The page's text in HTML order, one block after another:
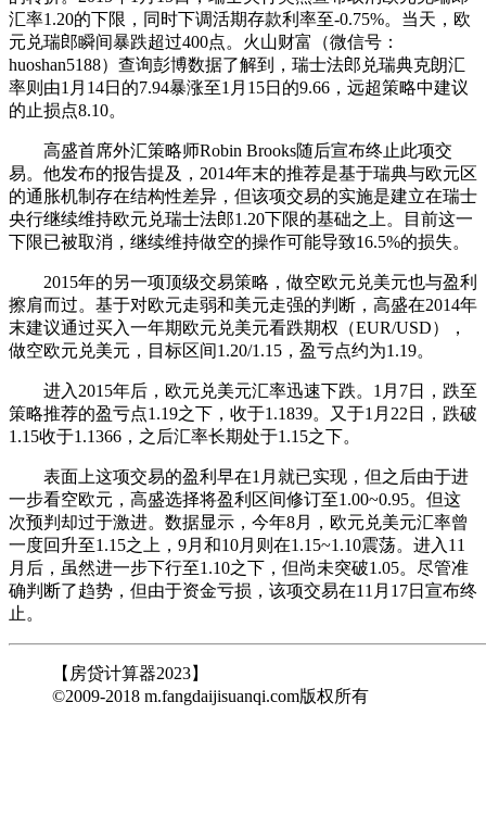
汇率1.20的下限，同时下调活期存款利率至-0.75%。当天，欧
元兑瑞郎瞬间暴跌超过400点。火山财富（微信号：
huoshan5188）查询彭博数据了解到，瑞士法郎兑瑞典克朗汇
率则由1月14日的7.94暴涨至1月15日的9.66，远超策略中建议
的止损点8.10。
高盛首席外汇策略师Robin Brooks随后宣布终止此项交
易。他发布的报告提及，2014年末的推荐是基于瑞典与欧元区
的通胀机制存在结构性差异，但该项交易的实施是建立在瑞士
央行继续维持欧元兑瑞士法郎1.20下限的基础之上。目前这一
下限已被取消，继续维持做空的操作可能导致16.5%的损失。
2015年的另一项顶级交易策略，做空欧元兑美元也与盈利
擦肩而过。基于对欧元走弱和美元走强的判断，高盛在2014年
末建议通过买入一年期欧元兑美元看跌期权（EUR/USD），
做空欧元兑美元，目标区间1.20/1.15，盈亏点约为1.19。
进入2015年后，欧元兑美元汇率迅速下跌。1月7日，跌至
策略推荐的盈亏点1.19之下，收于1.1839。又于1月22日，跌破
1.15收于1.1366，之后汇率长期处于1.15之下。
表面上这项交易的盈利早在1月就已实现，但之后由于进
一步看空欧元，高盛选择将盈利区间修订至1.00~0.95。但这
次预判却过于激进。数据显示，今年8月，欧元兑美元汇率曾
一度回升至1.15之上，9月和10月则在1.15~1.10震荡。进入11
月后，虽然进一步下行至1.10之下，但尚未突破1.05。尽管准
确判断了趋势，但由于资金亏损，该项交易在11月17日宣布终
止。
【房贷计算器2023】
©2009-2018 m.fangdaijisuanqi.com版权所有